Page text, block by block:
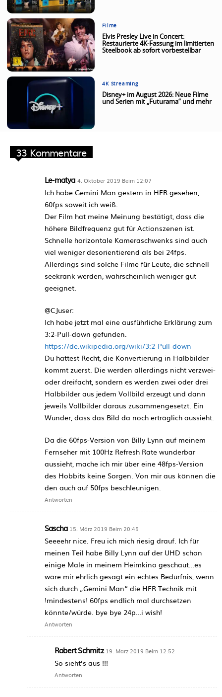
Filme
Elvis Presley Live in Concert:
Restaurierte 4K-Fassung im limitierten
Steelbook ab sofort vorbestellbar
4K Streaming
Disney+ im August 2026: Neue Filme
und Serien mit „Futurama“ und mehr
33 Kommentare
Le-matya 4. Oktober 2019 Beim 12:07
Ich habe Gemini Man gestern in HFR gesehen,
60fps soweit ich weiß.
Der Film hat meine Meinung bestätigt, dass die
höhere Bildfrequenz gut für Actionszenen ist.
Schnelle horizontale Kameraschwenks sind auch
viel weniger desorientierend als bei 24fps.
Allerdings sind solche Filme für Leute, die schnell
seekrank werden, wahrscheinlich weniger gut
geeignet.
@CJuser:
Ich habe jetzt mal eine ausführliche Erklärung zum
3:2-Pull-down gefunden.
https://de.wikipedia.org/wiki/3:2-Pull-down
Du hattest Recht, die Konvertierung in Halbbilder
kommt zuerst. Die werden allerdings nicht verzwei-
oder dreifacht, sondern es werden zwei oder drei
Halbbilder aus jedem Vollbild erzeugt und dann
jeweils Vollbilder daraus zusammengesetzt. Ein
Wunder, dass das Bild da noch erträglich aussieht.
Da die 60fps-Version von Billy Lynn auf meinem
Fernseher mit 100Hz Refresh Rate wunderbar
aussieht, mache ich mir über eine 48fps-Version
des Hobbits keine Sorgen. Von mir aus können die
den auch auf 50fps beschleunigen.
Antworten
Sascha 15. März 2019 Beim 20:45
Seeeehr nice. Freu ich mich riesig drauf. Ich für
meinen Teil habe Billy Lynn auf der UHD schon
einige Male in meinem Heimkino geschaut…es
wäre mir ehrlich gesagt ein echtes Bedürfnis, wenn
sich durch „Gemini Man“ die HFR Technik mit
!mindestens! 60fps endlich mal durchsetzen
könnte/würde. bye bye 24p…i wish!
Antworten
Robert Schmitz 19. März 2019 Beim 12:52
So sieht’s aus !!!
Antworten